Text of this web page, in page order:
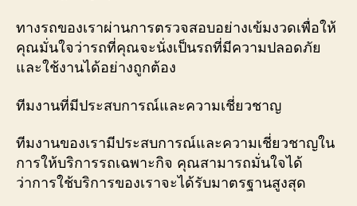
ทางรถของเราผ่านการตรวจสอบอย่างเข้มงวดเพื่อให้
คุณมั่นใจว่ารถที่คุณจะนั่งเป็นรถที่มีความปลอดภัย
และใช้งานได้อย่างถูกต้อง
ทีมงานที่มีประสบการณ์และความเชี่ยวชาญ
ทีมงานของเรามีประสบการณ์และความเชี่ยวชาญใน
การให้บริการรถเฉพาะกิจ คุณสามารถมั่นใจได้
ว่าการใช้บริการของเราจะได้รับมาตรฐานสูงสุด